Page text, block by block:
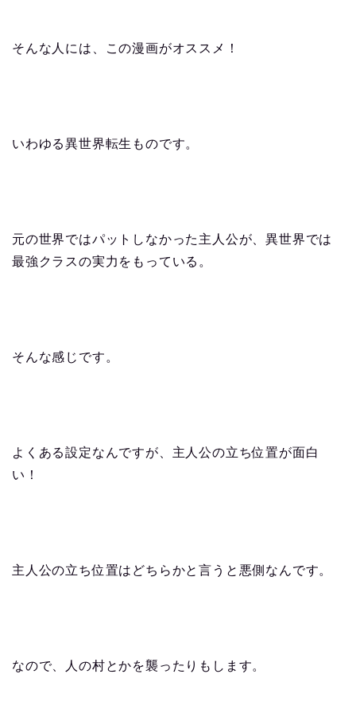
そんな人には、この漫画がオススメ！
いわゆる異世界転生ものです。
元の世界ではパットしなかった主人公が、異世界では
最強クラスの実力をもっている。
そんな感じです。
よくある設定なんですが、主人公の立ち位置が面白
い！
主人公の立ち位置はどちらかと言うと悪側なんです。
なので、人の村とかを襲ったりもします。